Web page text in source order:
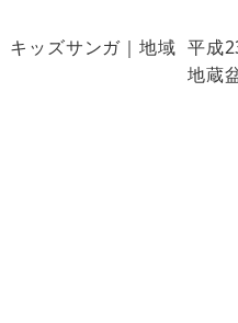
ッズサンガ｜地域 平成
地蔵